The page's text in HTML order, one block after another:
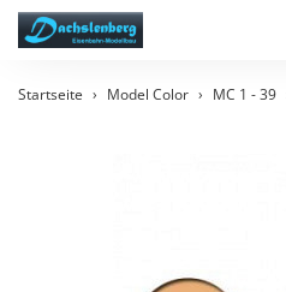
Startseite Model Color MC 1 - 39